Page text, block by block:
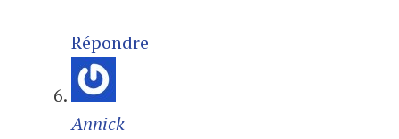
Répondre
Annick